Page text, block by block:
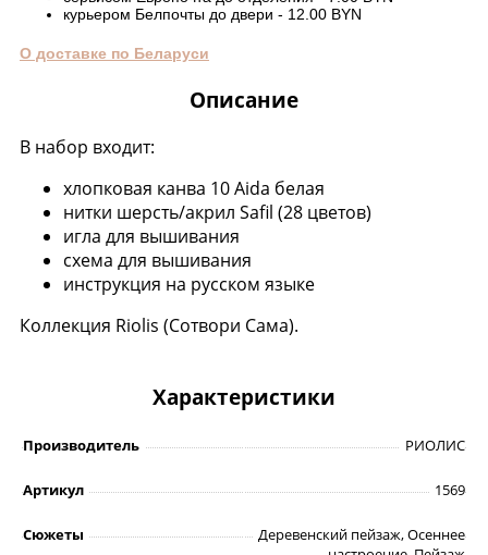
курьером Белпочты до двери - 12.00 BYN
О доставке по Беларуси
Описание
В набор входит:
хлопковая канва 10 Aida белая
нитки шерсть/акрил Safil (28 цветов)
игла для вышивания
схема для вышивания
инструкция на русском языке
Коллекция Riolis (Сотвори Сама).
Характеристики
Производитель РИОЛИС
Артикул 1569
Сюжеты
Деревенский пейзаж, Осеннее